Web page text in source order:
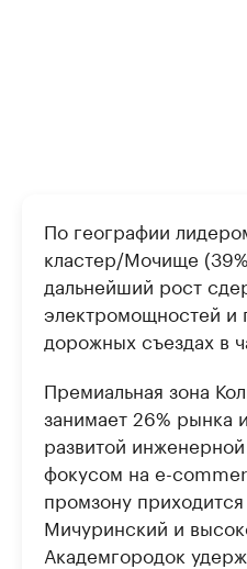
По географии
кластер/Мочище
дальнейший рост
электромощностей и
дорожных съездах в
Премиальная зона
занимает 26% рынка
развитой
фокусом на e-
промзону
Мичуринский и
Академгородок